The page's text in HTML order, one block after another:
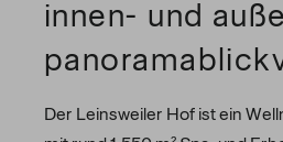
innen- und
Der Leinsweiler Hof ist ein